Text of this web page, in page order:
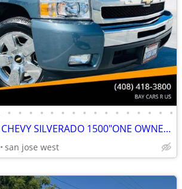
• • • • • • • • • • • • • • • •
2011 CHEVROLET CHEVY SILVERADO 1500"ONE OWNER"ONLY 96K MILES"WE FINANC
san jose west